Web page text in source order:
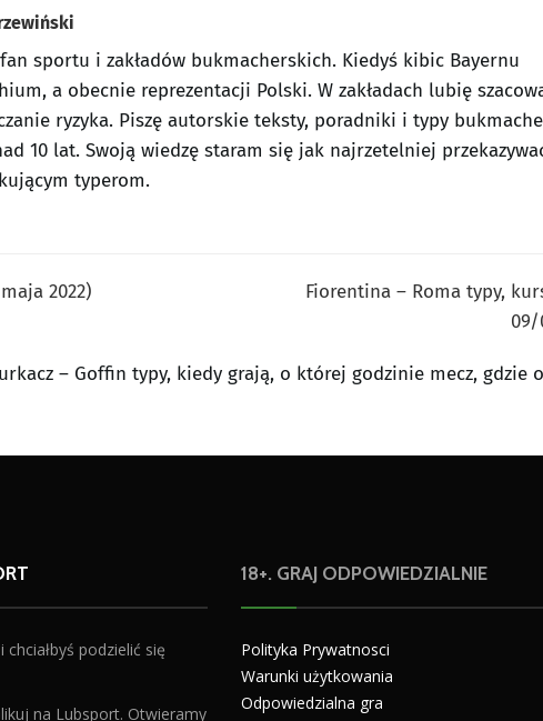
sportu i zakładów bukmacherskich. Kiedyś kibic Bayernu
a obecnie reprezentacji Polski. W zakładach lubię
ryzyka. Piszę autorskie teksty, poradniki i typy
10 lat. Swoją wiedzę staram się jak najrzetelniej
typerom.
2022)
Fiorentina – Roma typy,
09/
– Goffin typy, kiedy grają, o której godzinie mecz, gdzie
podzielić się
na Lubsport. Otwieramy
18+. GRAJ ODPOWIEDZIALNIE
Polityka Prywatnosci
Warunki użytkowania
Odpowiedzialna gra